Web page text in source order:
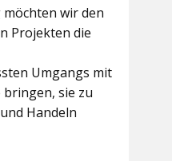
wir den
Projekten die
Umgangs mit
bringen, sie zu
Handeln